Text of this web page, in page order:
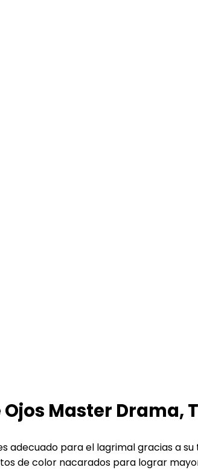
Master Drama,
adecuado para el lagrimal gracias a
de color nacarados para lograr